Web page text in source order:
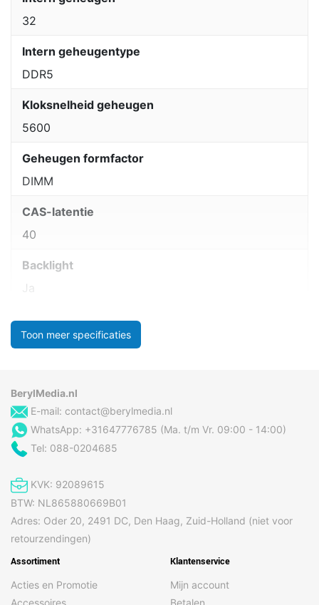
32
Intern geheugentype
DDR5
Kloksnelheid geheugen
5600
Geheugen formfactor
DIMM
CAS-latentie
40
Backlight
Ja
Toon meer specificaties
BerylMedia.nl
E-mail: contact@berylmedia.nl
WhatsApp: +31647776785 (Ma. t/m Vr. 09:00 - 14:00)
Tel: 088-0204685
KVK: 92089615
BTW: NL865880669B01
Adres: Oder 20, 2491 DC, Den Haag, Zuid-Holland (niet voor
retourzendingen)
Assortiment
Acties en Promotie
Klantenservice
Mijn account